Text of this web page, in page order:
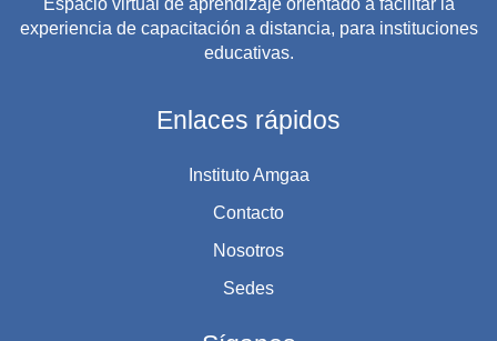
actividades de buceo.
Proporcionar la formación necesaria sobre seguridad y
Espacio virtual de aprendizaje orientado a facilitar la
experiencia de capacitación a distancia, para instituciones
educativas.
Enlaces rápidos
Instituto Amgaa
Contacto
Nosotros
Sedes